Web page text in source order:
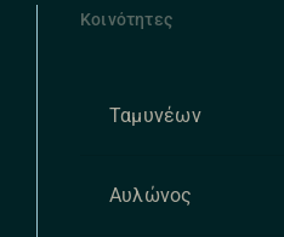
Κοινότητες
Ταμυνέων
Αυλώνος